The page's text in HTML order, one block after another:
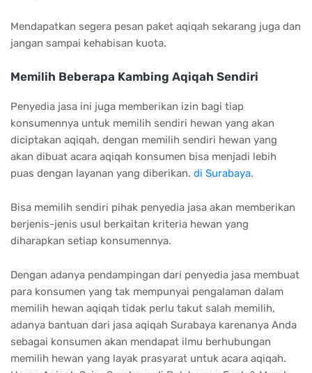
Mendapatkan segera pesan paket aqiqah sekarang juga dan
jangan sampai kehabisan kuota.
Memilih Beberapa Kambing Aqiqah Sendiri
Penyedia jasa ini juga memberikan izin bagi tiap
konsumennya untuk memilih sendiri hewan yang akan
diciptakan aqiqah, dengan memilih sendiri hewan yang
akan dibuat acara aqiqah konsumen bisa menjadi lebih
puas dengan layanan yang diberikan. di Surabaya.
Bisa memilih sendiri pihak penyedia jasa akan memberikan
berjenis-jenis usul berkaitan kriteria hewan yang
diharapkan setiap konsumennya.
Dengan adanya pendampingan dari penyedia jasa membuat
para konsumen yang tak mempunyai pengalaman dalam
memilih hewan aqiqah tidak perlu takut salah memilih,
adanya bantuan dari jasa aqiqah Surabaya karenanya Anda
sebagai konsumen akan mendapat ilmu berhubungan
memilih hewan yang layak prasyarat untuk acara aqiqah.